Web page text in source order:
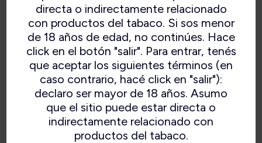
directa o indirectamente relacionado
con productos del tabaco. Si sos menor
de 18 años de edad, no continúes. Hace
click en el botón "salir". Para entrar, tenés
que aceptar los siguientes términos (en
caso contrario, hacé click en "salir"):
declaro ser mayor de 18 años. Asumo
que el sitio puede estar directa o
indirectamente relacionado con
productos del tabaco.